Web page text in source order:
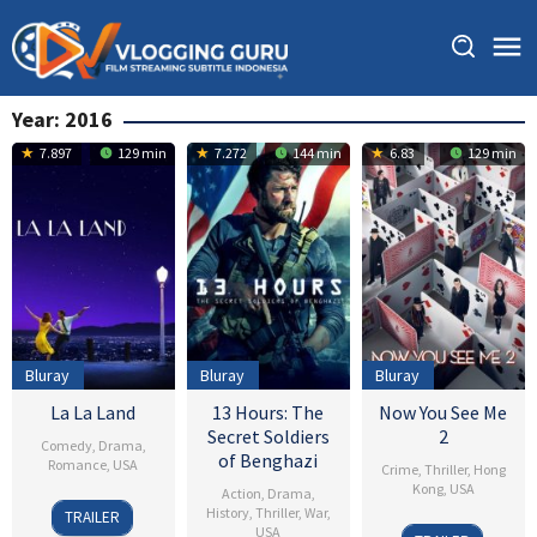
to
content
Year: 2016
7.897 129 min
Bluray
La La Land
Comedy, Drama
Romance USA
1
Dec
Peter
Kohn
TRAILER
7.272 144 min
Bluray
13 Hours: The
Secret Soldiers
of Benghazi
Action Drama
History, Thriller, War,
USA
6.83 129 min
Bluray
Now You See Me
2
Crime, Thriller, Hong
Kong, USA
2
Jon